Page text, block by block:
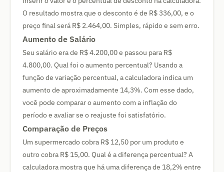
O resultado mostra que o desconto é de R$ 336,00, e o
preço final será R$ 2.464,00. Simples, rápido e sem erro.
Aumento de Salário
Seu salário era de R$ 4.200,00 e passou para R$
4.800,00. Qual foi o aumento percentual? Usando a
função de variação percentual, a calculadora indica um
aumento de aproximadamente 14,3%. Com esse dado,
você pode comparar o aumento com a inflação do
período e avaliar se o reajuste foi satisfatório.
Comparação de Preços
Um supermercado cobra R$ 12,50 por um produto e
outro cobra R$ 15,00. Qual é a diferença percentual? A
calculadora mostra que há uma diferença de 18,2% entre